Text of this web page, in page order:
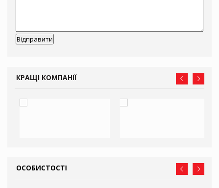
КРАЩІ КОМПАНІЇ
ОСОБИСТОСТІ